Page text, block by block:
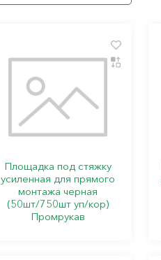
Площадка под стяжку
усиленная для прямого
монтажа черная
(50шт/750шт уп/кор)
Промрукав